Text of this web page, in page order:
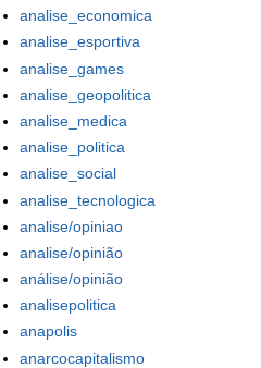
analise_economica
analise_esportiva
analise_games
analise_geopolitica
analise_medica
analise_politica
analise_social
analise_tecnologica
analise/opiniao
analise/opinião
análise/opinião
analisepolitica
anapolis
anarcocapitalismo